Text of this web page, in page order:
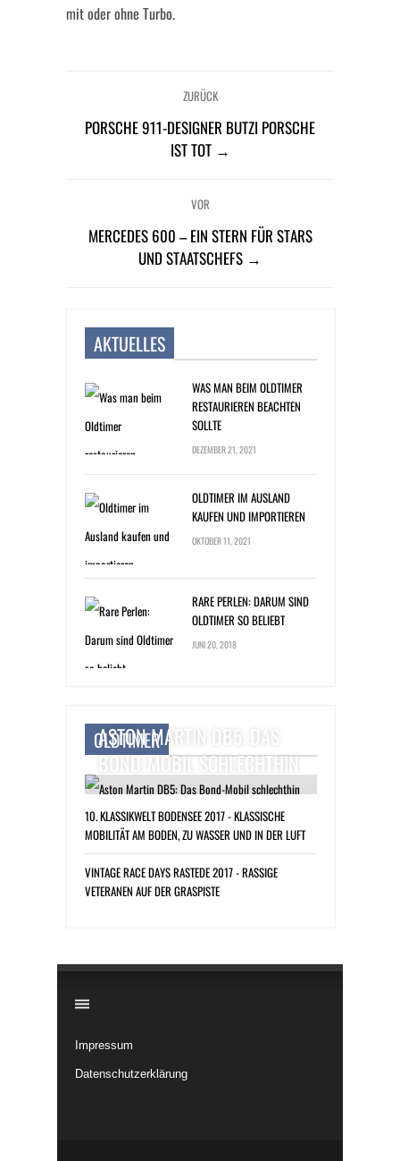
mit oder ohne Turbo.
ZURÜCK
PORSCHE 911-DESIGNER BUTZI PORSCHE
IST TOT →
VOR
MERCEDES 600 – EIN STERN FÜR STARS
UND STAATSCHEFS →
AKTUELLES
WAS MAN BEIM OLDTIMER
RESTAURIEREN BEACHTEN
SOLLTE
DEZEMBER 21, 2021
OLDTIMER IM AUSLAND
KAUFEN UND IMPORTIEREN
OKTOBER 11, 2021
RARE PERLEN: DARUM SIND
OLDTIMER SO BELIEBT
JUNI 20, 2018
OLDTIMER
ASTON MARTIN DB5: DAS
BOND-MOBIL SCHLECHTHIN
10. KLASSIKWELT BODENSEE 2017 - KLASSISCHE
MOBILITÄT AM BODEN, ZU WASSER UND IN DER LUFT
VINTAGE RACE DAYS RASTEDE 2017 - RASSIGE
VETERANEN AUF DER GRASPISTE
Impressum
Datenschutzerklärung